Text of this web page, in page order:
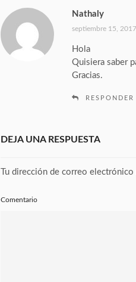
Nathaly
i
:
septiembre 15,
Hola
Quisiera saber
Gracias.
RESPONDER
DEJA UNA RESPUESTA
Tu dirección de correo
Comentario